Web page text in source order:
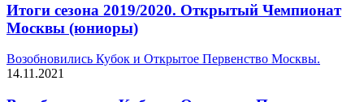
Итоги сезона 2019/2020. Открытый Чемпионат
Москвы (юниоры)
Возобновились Кубок и Открытое Первенство Москвы.
14.11.2021